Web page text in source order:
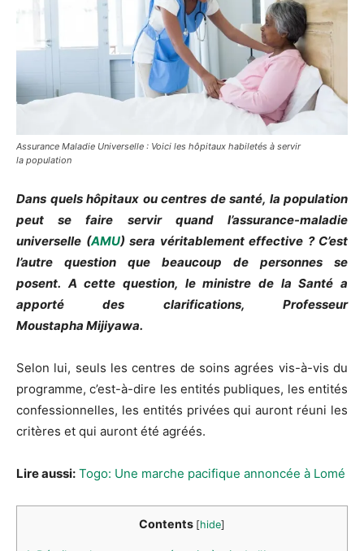
Assurance Maladie Universelle : Voici les hôpitaux habiletés à servir
la population
Dans quels hôpitaux ou centres de santé, la population
peut se faire servir quand l’assurance-maladie
universelle (AMU) sera véritablement effective ?C’est
l’autre question que beaucoup de personnes se
posent. A cette question, le ministre de la Santé a
apporté des clarifications, Professeur
Moustapha Mijiyawa.
Selon lui, seuls les centres de soinsagrées vis-à-vis du
programme, c’est-à-dire les entités publiques, les entités
confessionnelles, les entités privées qui auront réuni les
critères et qui auront été agréés.
Lire aussi: Togo: Une marche pacifique annoncée à Lomé
Contents [hide]